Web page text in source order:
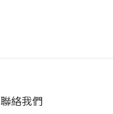
聯絡我們